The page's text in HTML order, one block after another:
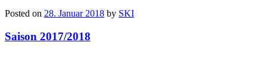
Posted on 28. Januar 2018 by SKI
Saison 2017/2018